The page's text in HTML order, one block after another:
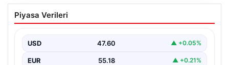
Yüksek Askeri Şura (YAŞ) Kararları ve
Alper Gezeravcı’nın Terfisiyle Uzay
Türkiye’nin savunma ve askeri kariyer alanındaki önemli
Piyasa Verileri
USD 47.60 ▲ +0.05%
EUR 55.18 ▲ +0.21%